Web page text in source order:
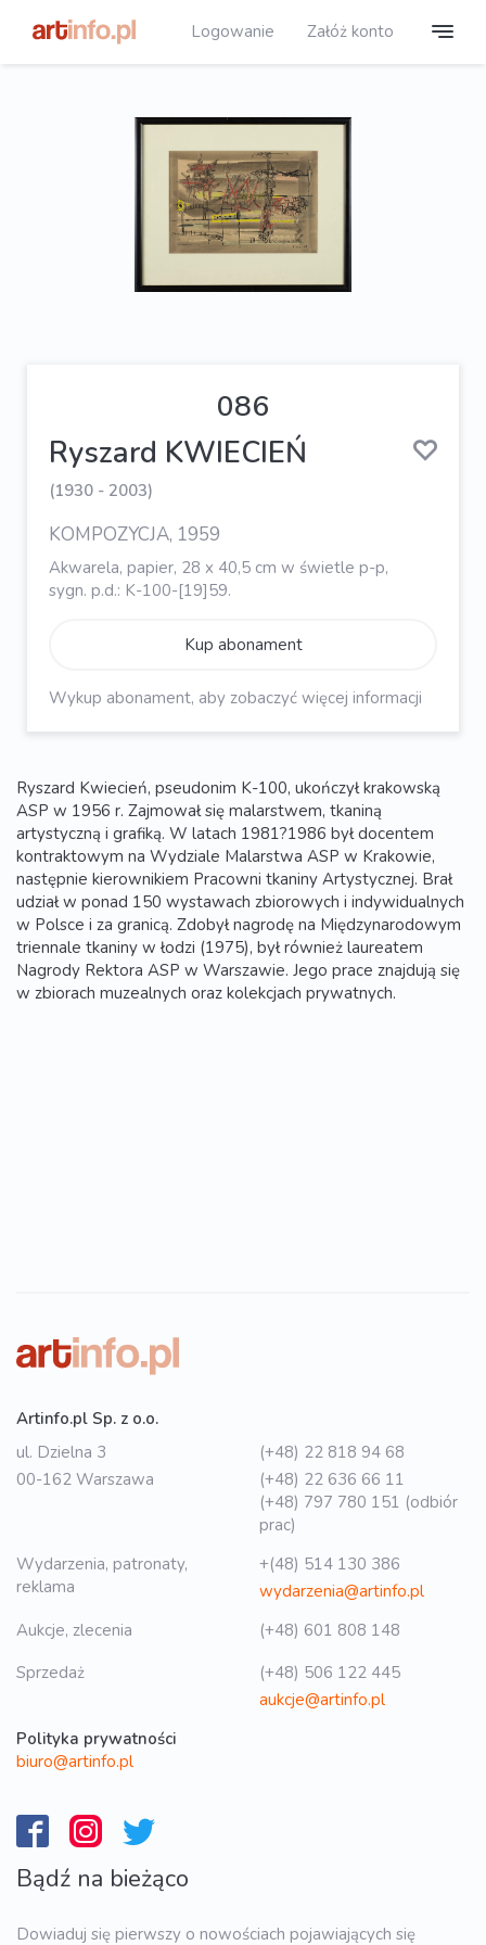
Logowanie Załóż konto
086
Ryszard KWIECIEŃ
(1930 - 2003)
KOMPOZYCJA, 1959
Akwarela, papier, 28 x 40,5 cm w świetle p-p,
sygn. p.d.: K-100-[19]59.
Kup abonament
Wykup abonament, aby zobaczyć więcej informacji
Ryszard Kwiecień, pseudonim K-100, ukończył krakowską
ASP w 1956 r. Zajmował się malarstwem, tkaniną
artystyczną i grafiką. W latach 1981?1986 był docentem
kontraktowym na Wydziale Malarstwa ASP w Krakowie,
następnie kierownikiem Pracowni tkaniny Artystycznej. Brał
udział w ponad 150 wystawach zbiorowych i indywidualnych
w Polsce i za granicą. Zdobył nagrodę na Międzynarodowym
triennale tkaniny w łodzi (1975), był również laureatem
Nagrody Rektora ASP w Warszawie. Jego prace znajdują się
w zbiorach muzealnych oraz kolekcjach prywatnych.
Artinfo.pl Sp. z o.o.
ul. Dzielna 3
00-162 Warszawa
(+48) 22 818 94 68
(+48) 22 636 66 11
(+48) 797 780 151 (odbiór
prac)
Wydarzenia, patronaty,
reklama
+(48) 514 130 386
wydarzenia@artinfo.pl
Aukcje, zlecenia
(+48) 601 808 148
Sprzedaż
(+48) 506 122 445
aukcje@artinfo.pl
Polityka prywatności
biuro@artinfo.pl
Bądź na bieżąco
Dowiaduj się pierwszy o nowościach pojawiających się